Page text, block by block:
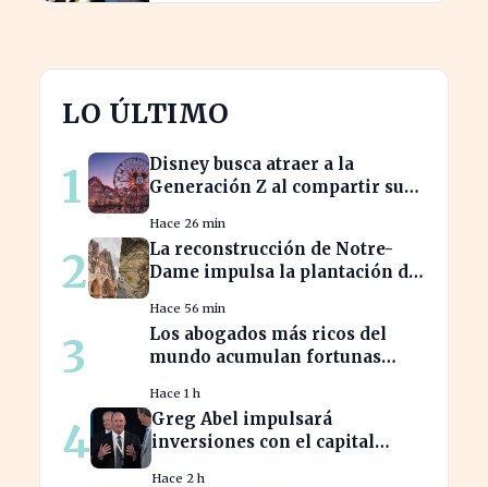
LO ÚLTIMO
1
Disney busca atraer a la
Generación Z al compartir su
Hace 26 min
2
La reconstrucción de Notre-
Dame impulsa la plantación de
revitalizar la ciudad
Hace 56 min
3
Los abogados más ricos del
mundo acumulan fortunas
clientes
Hace 1 h
4
Greg Abel impulsará
inversiones con el capital
Hace 2 h